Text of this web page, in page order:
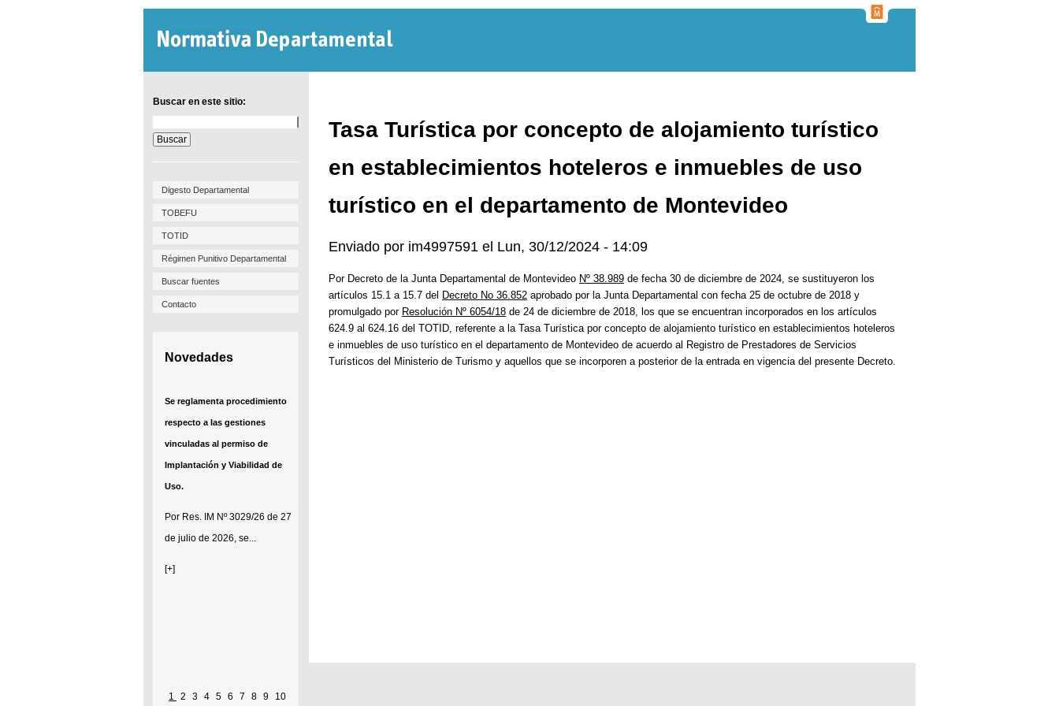
Buscar en este sitio:
en
este
sitio:
Digesto Departamental
TOBEFU
TOTID
Régimen Punitivo Departamental
Buscar fuentes
Contacto
Novedades
Se reglamenta procedimiento
respecto a las gestiones
vinculadas al permiso de
Implantación y Viabilidad de
Uso.
Por Res. IM Nº 3029/26 de 27
de julio de 2026, se...
[+]
1 2 3 4 5 6 7 8 9 10
Tasa Turística por concepto de alojamiento turístico
en establecimientos hoteleros e inmuebles de uso
turístico en el departamento de Montevideo
Enviado por im4997591 el Lun, 30/12/2024 - 14:09
Por Decreto de la Junta Departamental de Montevideo Nº 38.989 de fecha 30 de diciembre de 2024, se sustituyeron los
artículos 15.1 a 15.7 del Decreto No 36.852 aprobado por la Junta Departamental con fecha 25 de octubre de 2018 y
promulgado por Resolución Nº 6054/18 de 24 de diciembre de 2018, los que se encuentran incorporados en los artículos
624.9 al 624.16 del TOTID, referente a la Tasa Turística por concepto de alojamiento turístico en establecimientos hoteleros
e inmuebles de uso turístico en el departamento de Montevideo de acuerdo al Registro de Prestadores de Servicios
Turísticos del Ministerio de Turismo y aquellos que se incorporen a posterior de la entrada en vigencia del presente Decreto.